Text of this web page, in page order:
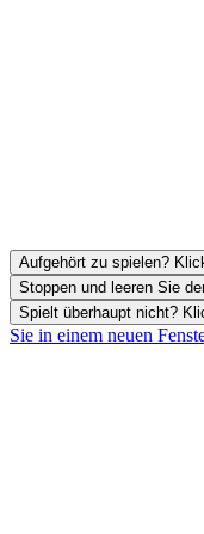
Aufgehört zu spielen?
Stoppen und leeren Sie
Spielt überhaupt nicht?
Sie in einem neuen